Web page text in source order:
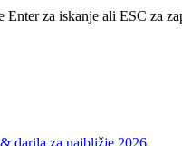
Enter za iskanje ali ESC za
darila za najbližje 2026